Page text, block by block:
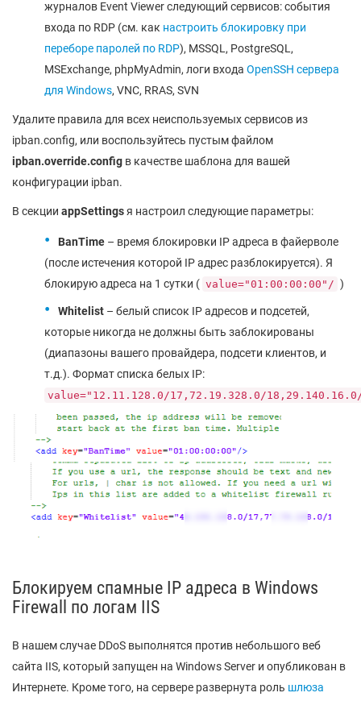
журналов Event Viewer следующий сервисов: события
входа по RDP (см. как настроить блокировку при
переборе паролей по RDP), MSSQL, PostgreSQL,
MSExchange, phpMyAdmin, логи входа OpenSSH сервера
для Windows, VNC, RRAS, SVN
Удалите правила для всех неиспользуемых сервисов из
ipban.config, или воспользуйтесь пустым файлом
ipban.override.config в качестве шаблона для вашей
конфигурации ipban.
В секции appSettingsя настроил следующие параметры:
BanTime – время блокировки IP адреса в файерволе
(после истечения которой IP адрес разблокируется). Я
блокирую адреса на 1 сутки ( value="01:00:00:00"/ )
Whitelist – белый список IP адресов и подсетей,
которые никогда не должны быть заблокированы
(диапазоны вашего провайдера, подсети клиентов, и
т.д.). Формат списка белых IP:
value="12.11.128.0/17,72.19.328.0/
Блокируем спамные IP адреса в Windows
Firewall по логам IIS
В нашем случае DDoS выполнятся против небольшого веб
сайта IIS, который запущен на Windows Server и опубликован в
Интернете. Кроме того, на сервере развернута роль шлюза